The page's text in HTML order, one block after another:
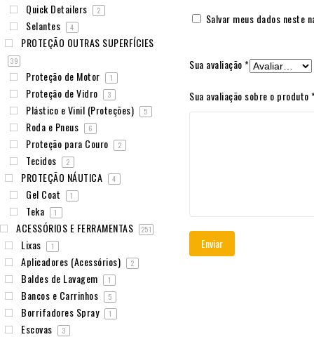
Salvar meus dados neste
Sua avaliação*
Sua avaliação sobre o produto
Quick Detailers 2
Selantes 4
PROTEÇÃO OUTRAS SUPERFÍCIES
39
Proteção de Motor 1
Proteção de Vidro 3
Plástico e Vinil (Proteções) 5
Roda e Pneus 6
Proteção para Couro 2
Tecidos 2
PROTEÇÃO NÁUTICA 4
Gel Coat 1
Teka 1
ACESSÓRIOS E FERRAMENTAS 251
Lixas 1
Aplicadores (Acessórios) 2
Baldes de Lavagem 1
Bancos e Carrinhos 5
Borrifadores Spray 1
Escovas 3